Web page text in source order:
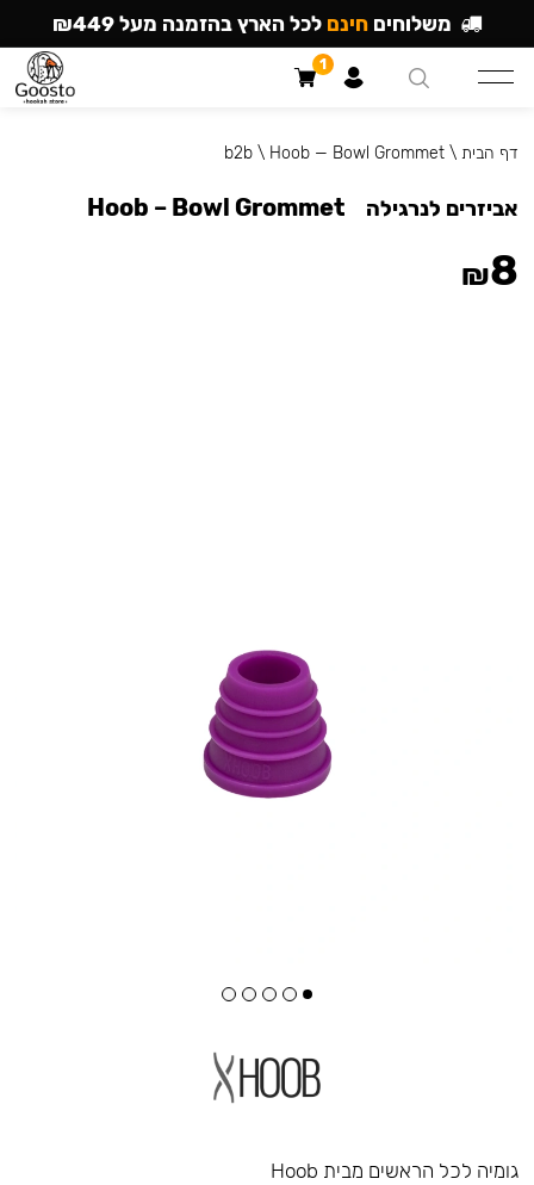
גומיה לכל הראשים מבית Hoob
דף הבית \
b2b\ Hoob — Bowl Grommet
אביזרים לנרגילה Hoob – Bowl Grommet
₪8
משלוחים חינם לכל הארץ בהזמנה מעל ₪449
1